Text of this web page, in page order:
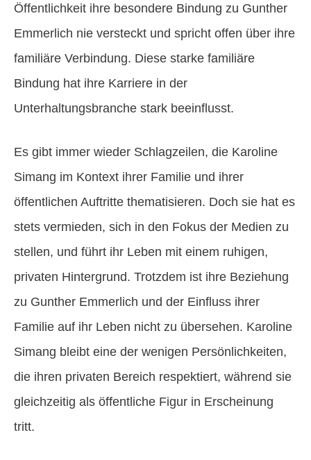
Öffentlichkeit ihre besondere Bindung zu Gunther
Emmerlich nie versteckt und spricht offen über ihre
familiäre Verbindung. Diese starke familiäre
Bindung hat ihre Karriere in der
Unterhaltungsbranche stark beeinflusst.
Es gibt immer wieder Schlagzeilen, die Karoline
Simang im Kontext ihrer Familie und ihrer
öffentlichen Auftritte thematisieren. Doch sie hat es
stets vermieden, sich in den Fokus der Medien zu
stellen, und führt ihr Leben mit einem ruhigen,
privaten Hintergrund. Trotzdem ist ihre Beziehung
zu Gunther Emmerlich und der Einfluss ihrer
Familie auf ihr Leben nicht zu übersehen. Karoline
Simang bleibt eine der wenigen Persönlichkeiten,
die ihren privaten Bereich respektiert, während sie
gleichzeitig als öffentliche Figur in Erscheinung
tritt.